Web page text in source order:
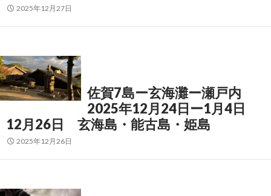
2025年12月27日
佐賀7島ー玄海灘ー瀬戸内
2025年12月24日ー1月4日
12月26日 玄海島・能古島・姫島
2025年12月26日